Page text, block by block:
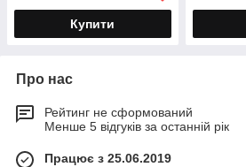
Купити
Про нас
Рейтинг не сформований
Менше 5 відгуків за останній рік
Працює з 25.06.2019